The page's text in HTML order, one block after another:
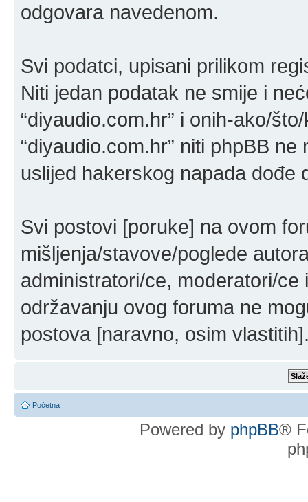
odgovara navedenom.
Svi podatci, upisani prilikom
Niti jedan podatak ne smije i
“diyaudio.com.hr” i onih-ako/
“diyaudio.com.hr” niti phpBB
uslijed hakerskog napada dođe
Svi postovi [poruke] na ovom
mišljenja/stavove/poglede
administratori/ce, moderatori/
održavanju ovog foruma ne
postova [naravno, osim
Početna
Powered by phpBB®